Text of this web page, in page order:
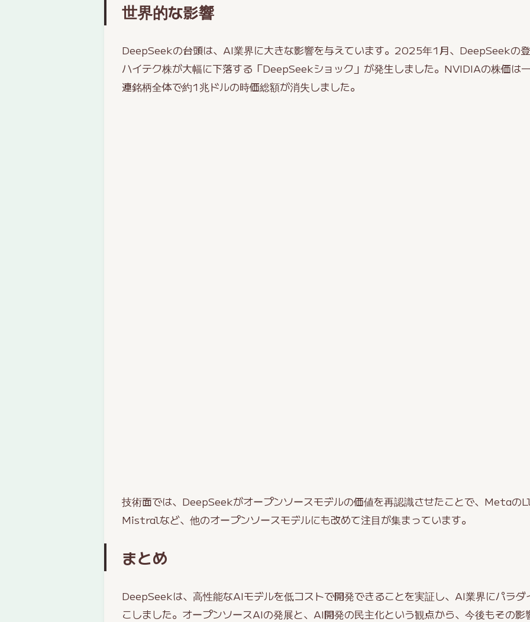
世界的な影響
DeepSeekの台頭は、AI業界に大きな影響を与えています。2025年1月、DeepSeekの
ハイテク株が大幅に下落する「DeepSeekショック」が発生しました。NVIDIAの株価は
連銘柄全体で約1兆ドルの時価総額が消失しました。
技術面では、DeepSeekがオープンソースモデルの価値を再認識させたことで、Metaの
Mistralなど、他のオープンソースモデルにも改めて注目が集まっています。
まとめ
DeepSeekは、高性能なAIモデルを低コストで開発できることを実証し、AI業界にパラダ
こしました。オープンソースAIの発展と、AI開発の民主化という観点から、今後もその影